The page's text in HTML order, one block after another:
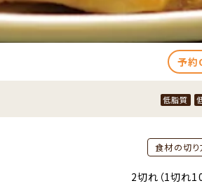
予約
低脂質
食材の切り
2切れ（1切れ